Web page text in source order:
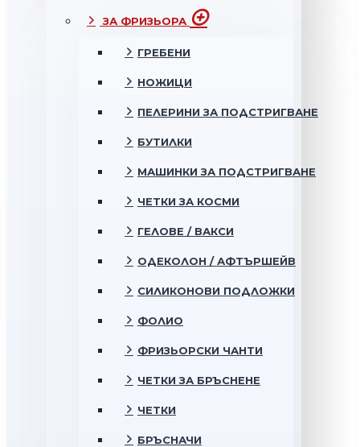
ЗА ФРИЗЬОРА
ГРЕБЕНИ
НОЖИЦИ
ПЕЛЕРИНИ ЗА ПОДСТРИГВАНЕ
БУТИЛКИ
МАШИНКИ ЗА ПОДСТРИГВАНЕ
ЧЕТКИ ЗА КОСМИ
ГЕЛОВЕ / ВАКСИ
ОДЕКОЛОН / АФТЪРШЕЙВ
СИЛИКОНОВИ ПОДЛОЖКИ
ФОЛИО
ФРИЗЬОРСКИ ЧАНТИ
ЧЕТКИ ЗА БРЪСНЕНЕ
ЧЕТКИ
БРЪСНАЧИ